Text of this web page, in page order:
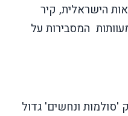
הישראלית, קיר
המסבירות על
ונחשים' גדול